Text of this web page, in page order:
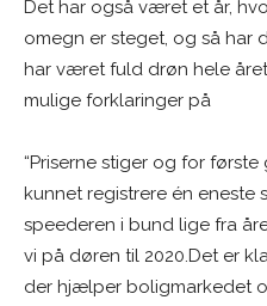
Det har også været et år,
omegn er steget, og så har
har været fuld drøn hele
mulige forklaringer på
“Priserne stiger og for
kunnet registrere én
speederen i bund lige fra
vi på døren til 2020.Det er
der hjælper boligmarkedet